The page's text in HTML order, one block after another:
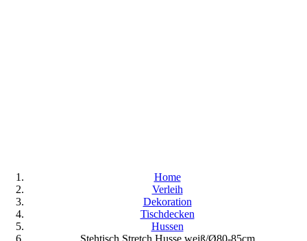
Home
Verleih
Dekoration
Tischdecken
Hussen